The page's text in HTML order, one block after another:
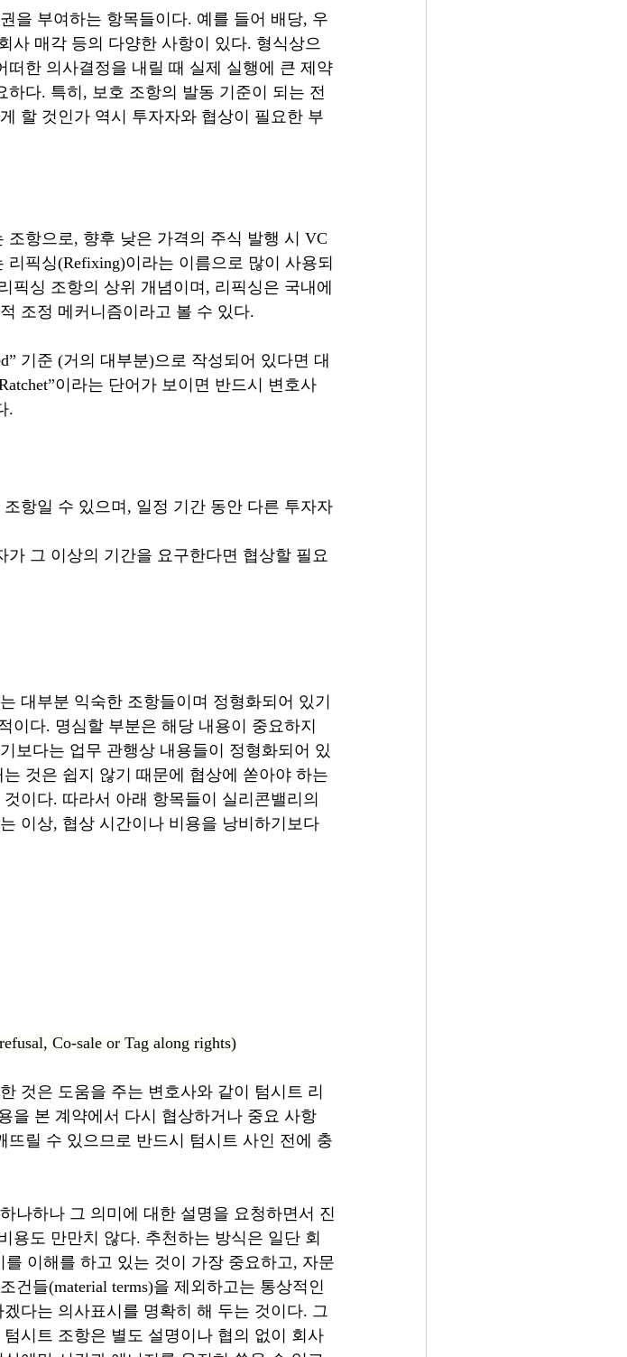
을 부여하는 항목들이다. 예를 들어 배당, 우
사 매각 등의 다양한 사항이 있다. 형식상으
한 의사결정을 내릴 때 실제 실행에 큰 제약
다. 특히, 보호 조항의 발동 기준이 되는 전
할 것인가 역시 투자자와 협상이 필요한 부
항으로, 향후 낮은 가격의 주식 발행 시 VC
픽싱(Refixing)이라는 이름으로 많이 사용되
픽싱 조항의 상위 개념이며, 리픽싱은 국내에
조정 메커니즘이라고 볼 수 있다.
기준 (거의 대부분)으로 작성되어 있다면 대
이라는 단어가 보이면 반드시 변호사
.
항일 수 있으며, 일정 기간 동안 다른 투자자
가 그 이상의 기간을 요구한다면 협상할 필요
대부분 익숙한 조항들이며 정형화되어 있기
이다. 명심할 부분은 해당 내용이 중요하지
보다는 업무 관행상 내용들이 정형화되어 있
것은 쉽지 않기 때문에 협상에 쏟아야 하는
이다. 따라서 아래 항목들이 실리콘밸리의
이상, 협상 시간이나 비용을 낭비하기보다
Co-sale or Tag along rights)
것은 도움을 주는 변호사와 같이 텀시트 리
을 본 계약에서 다시 협상하거나 중요 사항
릴 수 있으므로 반드시 텀시트 사인 전에 충
나하나 그 의미에 대한 설명을 요청하면서 진
용도 만만치 않다. 추천하는 방식은 일단 회
이해를 하고 있는 것이 가장 중요하고, 자문
건들(material terms)을 제외하고는 통상적인
다는 의사표시를 명확히 해 두는 것이다. 그
시트 조항은 별도 설명이나 협의 없이 회사